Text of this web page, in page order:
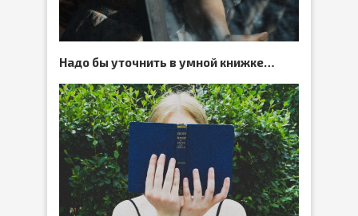
Надо бы уточнить в умной книжке…